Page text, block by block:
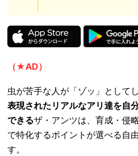
（★AD）
虫が苦手な人が「ゾッ」としてし
表現されたリアルなアリ達を自
できるザ・アンツは、育成・侵
で特化するポイントが選べる自
す。